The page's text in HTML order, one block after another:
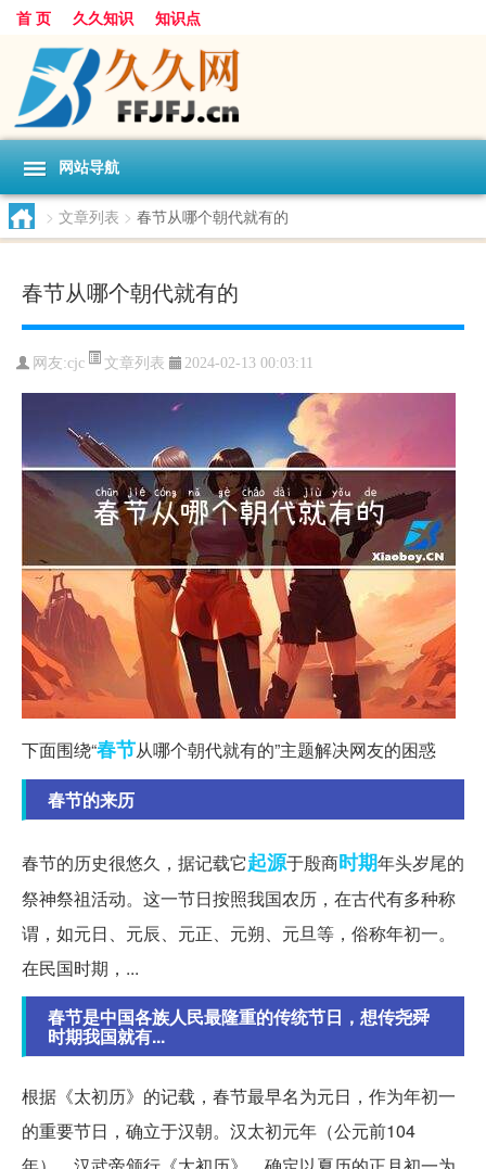
首 页 久久知识 知识点
网站导航
> 文章列表 > 春节从哪个朝代就有的
春节从哪个朝代就有的
网友:cjc 文章列表 2024-02-13 00:03:11
下面围绕“春节从哪个朝代就有的”主题解决网友的困惑
春节的来历
春节的历史很悠久，据记载它起源于殷商时期年头岁尾的
祭神祭祖活动。这一节日按照我国农历，在古代有多种称
谓，如元日、元辰、元正、元朔、元旦等，俗称年初一。
在民国时期，...
春节是中国各族人民最隆重的传统节日，想传尧舜
时期我国就有...
根据《太初历》的记载，春节最早名为元日，作为年初一
的重要节日，确立于汉朝。汉太初元年（公元前104